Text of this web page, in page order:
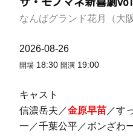
なんばグランド花月（大
2026-08-26
開場 18:30 開演 19:00
キャスト
信濃岳夫／金原早苗 ／す
一／千葉公平／ボンざわ